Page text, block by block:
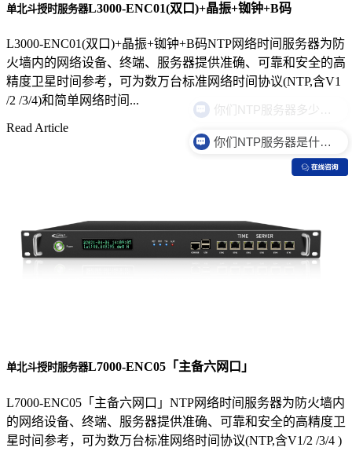
单北斗授时服务器L3000-ENC01(双口)+晶振+铷钟+B码
L3000-ENC01(双口)+晶振+铷钟+B码NTP网络时间服务器为防
火墙内的网络设备、终端、服务器提供准确、可靠和安全的高
精度卫星时间参考，可为数万台标准网络时间协议(NTP,含V1
/2 /3/4)和简单网络时间...
Read Article
单北斗授时服务器L7000-ENC05「主备六网口」
L7000-ENC05「主备六网口」NTP网络时间服务器为防火墙内
的网络设备、终端、服务器提供准确、可靠和安全的高精度卫
星时间参考，可为数万台标准网络时间协议(NTP,含V1/2 /3/4 )
你们NTP服务器是什么价格？